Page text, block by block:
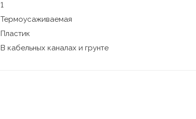
1
Термоусаживаемая
Пластик
В кабельных каналах и грунте